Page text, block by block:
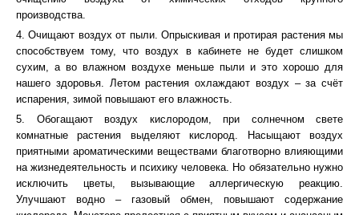
производства.
4. Очищают воздух от пыли. Опрыскивая и протирая растения мы
способствуем тому, что воздух в кабинете не будет слишком
сухим, а во влажном воздухе меньше пыли и это хорошо для
нашего здоровья. Летом растения охлаждают воздух – за счёт
испарения, зимой повышают его влажность.
5. Обогащают воздух кислородом, при солнечном свете
комнатные растения выделяют кислород. Насыщают воздух
приятными ароматическими веществами благотворно влияющими
на жизнедеятельность и психику человека. Но обязательно нужно
исключить цветы, вызывающие аллергическую реакцию.
Улучшают водно – газовый обмен, повышают содержание